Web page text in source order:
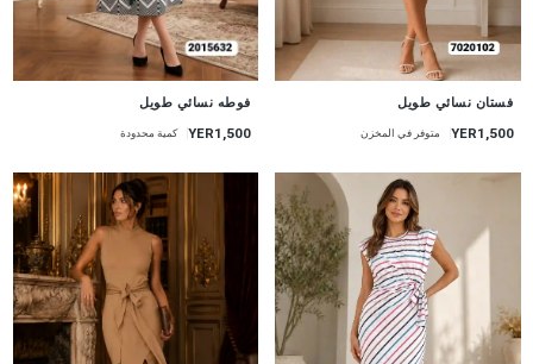
فستان نسائي طويل
YER1,500 متوفر في المخزن
فوطه نسائي طويل
YER1,500 كمية محدودة